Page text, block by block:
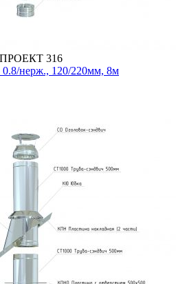
316
нерж., 120/220мм, 8м